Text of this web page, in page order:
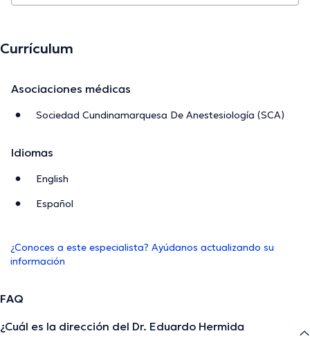
Currículum
Asociaciones médicas
Sociedad Cundinamarquesa De Anestesiología (SCA)
Idiomas
English
Español
¿Conoces a este especialista? Ayúdanos actualizando su
información
FAQ
¿Cuál es la dirección del Dr. Eduardo Hermida